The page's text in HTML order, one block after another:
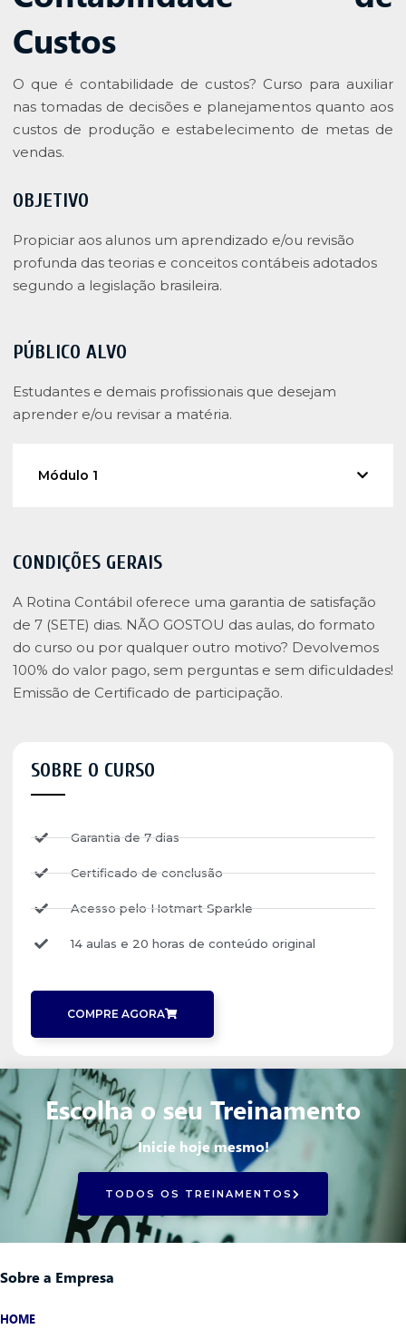
Custos
O que é contabilidade de custos? Curso para auxiliar
nas tomadas de decisões e planejamentos quanto aos
custos de produção e estabelecimento de metas de
vendas.
OBJETIVO
Propiciar aos alunos um aprendizado e/ou revisão
profunda das teorias e conceitos contábeis adotados
segundo a legislação brasileira.
PÚBLICO ALVO
Estudantes e demais profissionais que desejam
aprender e/ou revisar a matéria.
Módulo 1
CONDIÇÕES GERAIS
A Rotina Contábil oferece uma garantia de satisfação
de 7 (SETE) dias. NÃO GOSTOU das aulas, do formato
do curso ou por qualquer outro motivo? Devolvemos
100% do valor pago, sem perguntas e sem dificuldades!
Emissão de Certificado de participação.
SOBRE O CURSO
Garantia de 7 dias
Certificado de conclusão
Acesso pelo Hotmart Sparkle
14 aulas e 20 horas de conteúdo original
COMPRE AGORA
Escolha o seu Treinamento
Inicie hoje mesmo!
TODOS OS TREINAMENTOS
Sobre a Empresa
HOME